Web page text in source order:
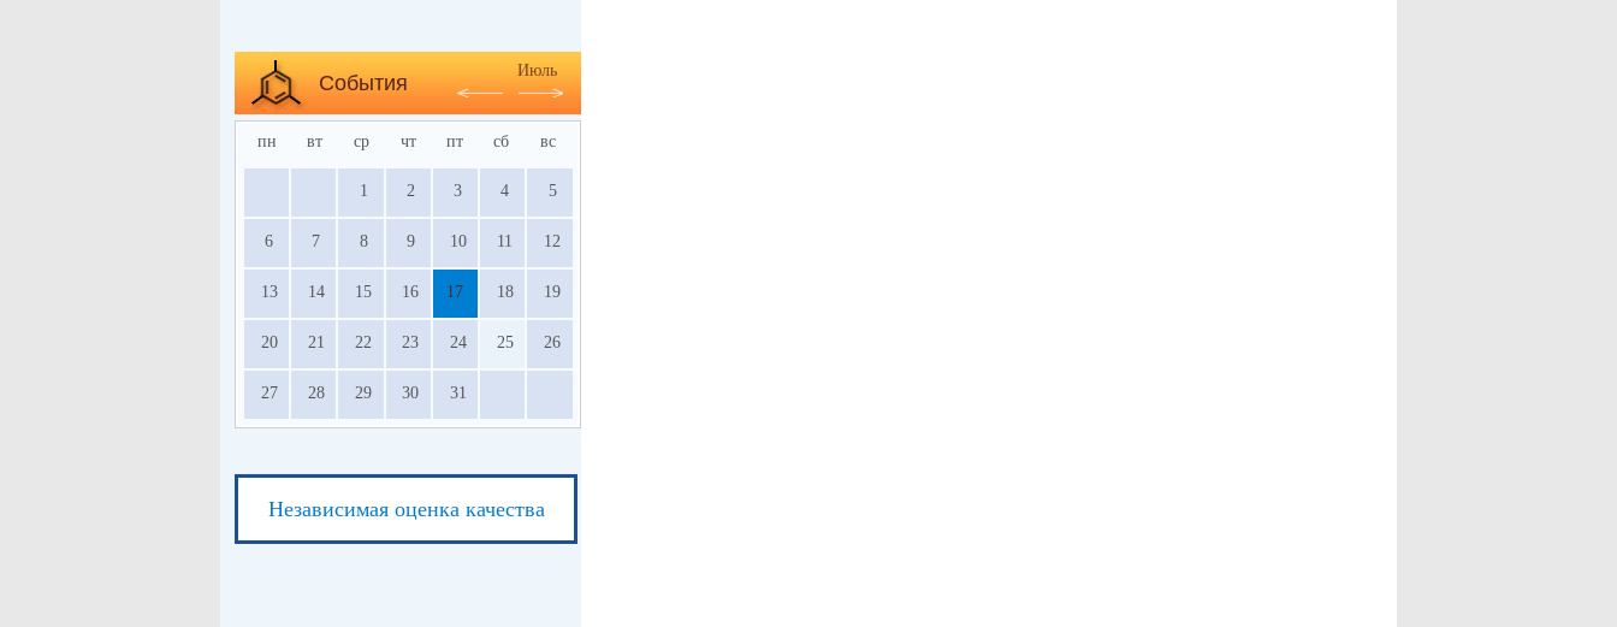
События
Июль
пн вт ср чт пт сб вс
1 2 3 4 5
6 7 8 9 10 11 12
13 14 15 16 17 18 19
20 21 22 23 24 25 26
27 28 29 30 31
Независимая оценка качества